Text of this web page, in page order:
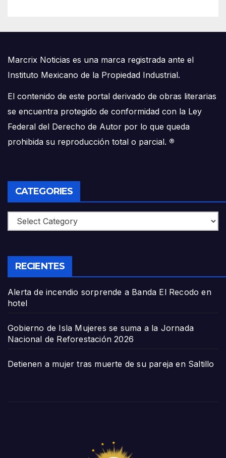
Marcrix Noticias es una marca registrada ante el
Instituto Mexicano de la Propiedad Industrial.
El contenido de este portal derivado de obras literarias
se encuentra protegido de conformidad con la Ley
Federal del Derecho de Autor por lo que queda
prohibida su reproducción total o parcial. ®
CATEGORIES
Categories
RECIENTES
Alerta de incendio sorprende a Banda El Recodo en
hotel
Gobierno de Isla Mujeres se suma a la Jornada
Nacional de Reforestación 2026
Detienen a mujer tras muerte de su pareja en Saltillo